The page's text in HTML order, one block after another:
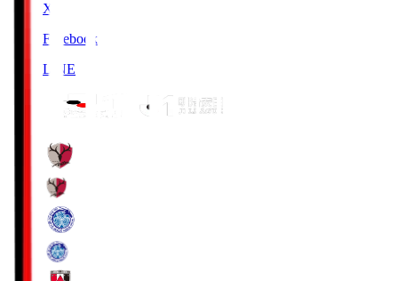
X
Facebook
LINE